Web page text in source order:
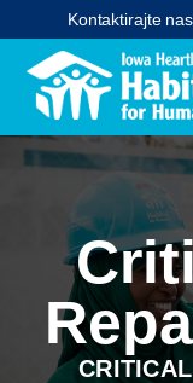
Kontaktirajte nas